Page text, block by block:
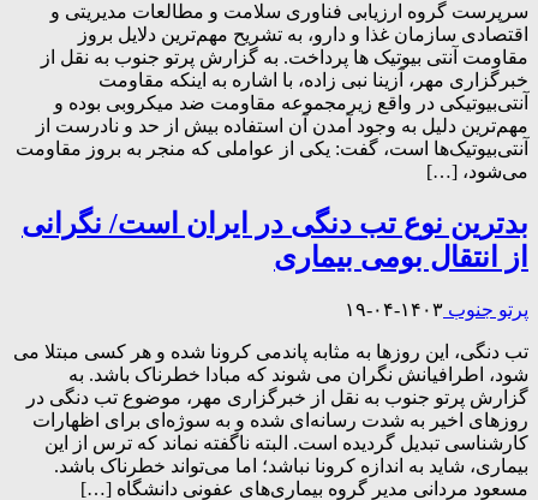
سرپرست گروه ارزیابی فناوری سلامت و مطالعات مدیریتی و
اقتصادی سازمان غذا و دارو، به تشریح مهم‌ترین دلایل بروز
مقاومت آنتی بیوتیک ها پرداخت. به گزارش پرتو جنوب به نقل از
خبرگزاری مهر، آزینا نبی زاده، با اشاره به اینکه مقاومت
آنتی‌بیوتیکی در واقع زیرمجموعه مقاومت ضد میکروبی بوده و
مهم‌ترین دلیل به وجود آمدن آن استفاده بیش از حد و نادرست از
آنتی‌بیوتیک‌ها است، گفت: یکی از عواملی که منجر به بروز مقاومت
می‌شود، […]
بدترین نوع تب دنگی در ایران است/ نگرانی
از انتقال بومی بیماری
پرتو جنوب ۱۴۰۳-۰۴-۱۹
تب دنگی، این روزها به مثابه پاندمی کرونا شده و هر کسی مبتلا می
شود، اطرافیانش نگران می شوند که مبادا خطرناک باشد. به
گزارش پرتو جنوب به نقل از خبرگزاری مهر، موضوع تب دنگی در
روزهای اخیر به شدت رسانه‌ای شده و به سوژه‌ای برای اظهارات
کارشناسی تبدیل گردیده است. البته ناگفته نماند که ترس از این
بیماری، شاید به اندازه کرونا نباشد؛ اما می‌تواند خطرناک باشد.
مسعود مردانی مدیر گروه بیماری‌های عفونی دانشگاه […]